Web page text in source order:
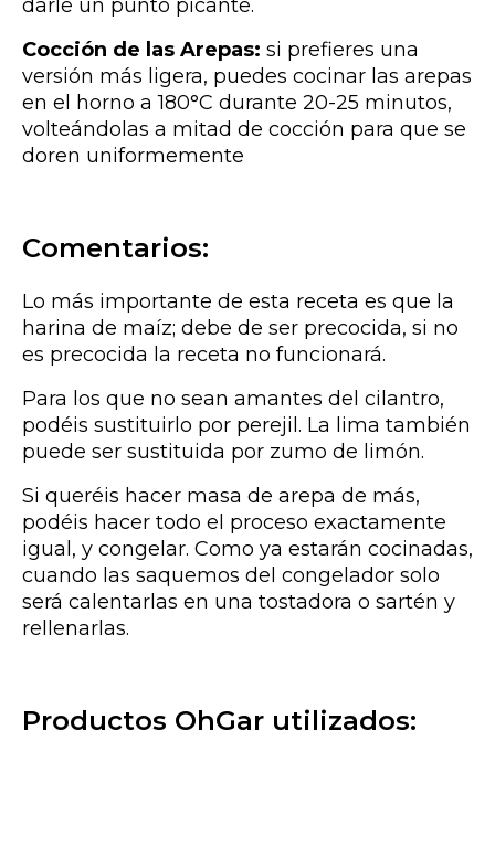
darle un punto picante.
Cocción de las Arepas: si prefieres una
versión más ligera, puedes cocinar las arepas
en el horno a 180°C durante 20-25 minutos,
volteándolas a mitad de cocción para que se
doren uniformemente
Comentarios:
Lo más importante de esta receta es que la
harina de maíz; debe de ser precocida, si no
es precocida la receta no funcionará.
Para los que no sean amantes del cilantro,
podéis sustituirlo por perejil. La lima también
puede ser sustituida por zumo de limón.
Si queréis hacer masa de arepa de más,
podéis hacer todo el proceso exactamente
igual, y congelar. Como ya estarán cocinadas,
cuando las saquemos del congelador solo
será calentarlas en una tostadora o sartén y
rellenarlas.
Productos OhGar utilizados​: